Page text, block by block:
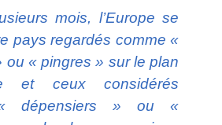
mois, l’Europe se
pays regardés comme «
ou « pingres » sur le plan
et ceux considérés
dépensiers » ou «